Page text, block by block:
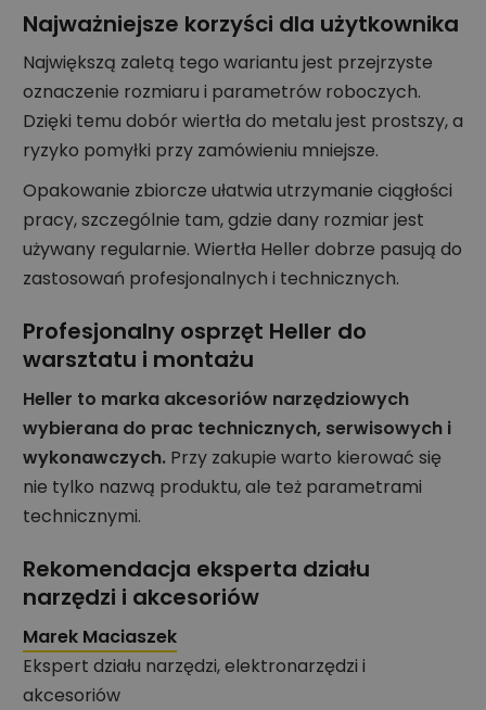
Najważniejsze korzyści dla użytkownika
Największą zaletą tego wariantu jest przejrzyste
oznaczenie rozmiaru i parametrów roboczych.
Dzięki temu dobór wiertła do metalu jest prostszy, a
ryzyko pomyłki przy zamówieniu mniejsze.
Opakowanie zbiorcze ułatwia utrzymanie ciągłości
pracy, szczególnie tam, gdzie dany rozmiar jest
używany regularnie. Wiertła Heller dobrze pasują do
zastosowań profesjonalnych i technicznych.
Profesjonalny osprzęt Heller do
warsztatu i montażu
Heller to marka akcesoriów narzędziowych
wybierana do prac technicznych, serwisowych i
wykonawczych. Przy zakupie warto kierować się
nie tylko nazwą produktu, ale też parametrami
technicznymi.
Rekomendacja eksperta działu
narzędzi i akcesoriów
Marek Maciaszek
Ekspert działu narzędzi, elektronarzędzi i
akcesoriów